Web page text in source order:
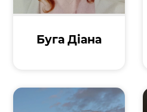
Буга Діана